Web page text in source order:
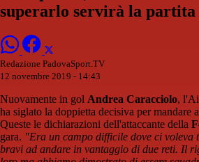
superarlo servirà la
Redazione PadovaSport.TV
12 novembre 2019 - 14:43
Nuovamente in gol Andrea Caracciolo,
ha siglato la doppietta decisiva per mandare
Queste le dichiarazioni dell'attaccante della
gara. "Era un campo difficile dove ci voleva
bravi ad andare in vantaggio di due reti. Il